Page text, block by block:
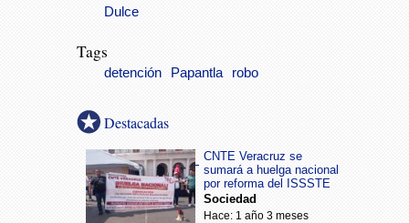
Dulce
Tags
detención Papantla robo
Destacadas
CNTE Veracruz se
sumará a huelga nacional
por reforma del ISSSTE
Sociedad
Hace: 1 año 3 meses